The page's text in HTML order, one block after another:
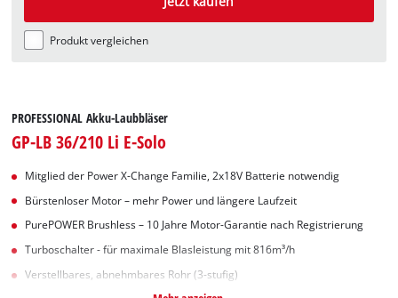
Produkt vergleichen
PROFESSIONAL Akku-Laubbläser
GP-LB 36/210 Li E-Solo
Mitglied der Power X-Change Familie, 2x18V Batterie notwendig
Bürstenloser Motor – mehr Power und längere Laufzeit
PurePOWER Brushless – 10 Jahre Motor-Garantie nach Registrierung
Turboschalter - für maximale Blasleistung mit 816m³/h
Verstellbares, abnehmbares Rohr (3-stufig)